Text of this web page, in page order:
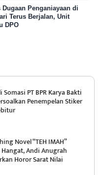
Penganiayaan di
Terus Berjalan, Unit
DPO
Somasi PT BPR Karya Bakti
Penempelan Stiker
Novel “TEH IMAH”
Andi Anugrah
Horor Sarat Nilai